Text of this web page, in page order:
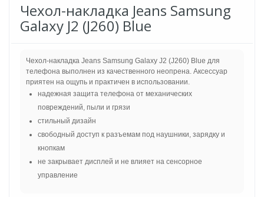
Чехол-накладка Jeans Samsung
Galaxy J2 (J260) Blue
Чехол-накладка Jeans Samsung Galaxy J2 (J260) Blue для
телефона выполнен из качественного неопрена. Аксессуар
приятен на ощупь и практичен в использовании.
надежная защита телефона от механических
повреждений, пыли и грязи
стильный дизайн
свободный доступ к разъемам под наушники, зарядку и
кнопкам
не закрывает дисплей и не влияет на сенсорное
управление